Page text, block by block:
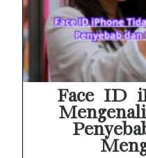
Face ID